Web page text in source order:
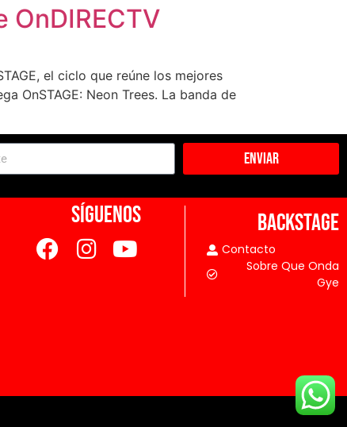
OnDIRECTV
el ciclo que reúne los mejores
OnSTAGE: Neon Trees. La banda de
Enviar
SÍGUENOS BACKSTAGE
Contacto
Sobre Que Onda
Gye